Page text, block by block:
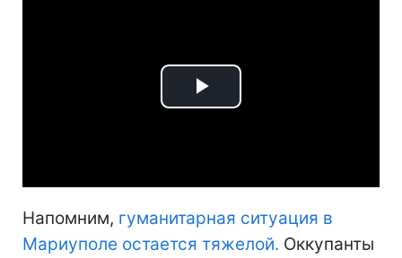
Play
Напомним, гуманитарная ситуация в
Мариуполе остается тяжелой. Оккупанты